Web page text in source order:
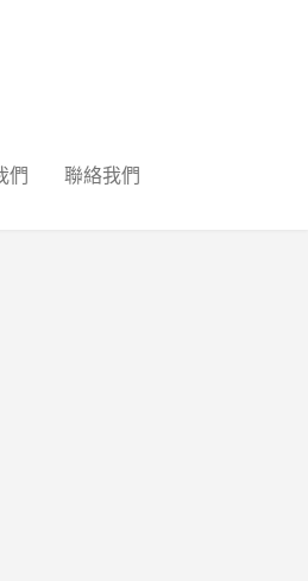
們
聯絡我們